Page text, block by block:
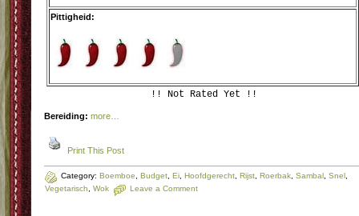
Pittigheid:
!! Not Rated Yet !!
Bereiding: more…
Print This Post
Category: Boemboe Budget Ei Hoofdgerecht Rijst Roerbak Sambal Snel
Vegetarisch
Wok Leave a Comment